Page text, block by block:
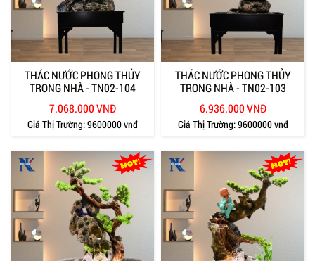
THÁC NƯỚC PHONG THỦY
TRONG NHÀ - TN02-104
7.068.000 VNĐ
Giá Thị Trường:9600000 vnđ
THÁC NƯỚC PHONG THỦY
TRONG NHÀ - TN02-103
6.936.000 VNĐ
Giá Thị Trường:9600000 vnđ